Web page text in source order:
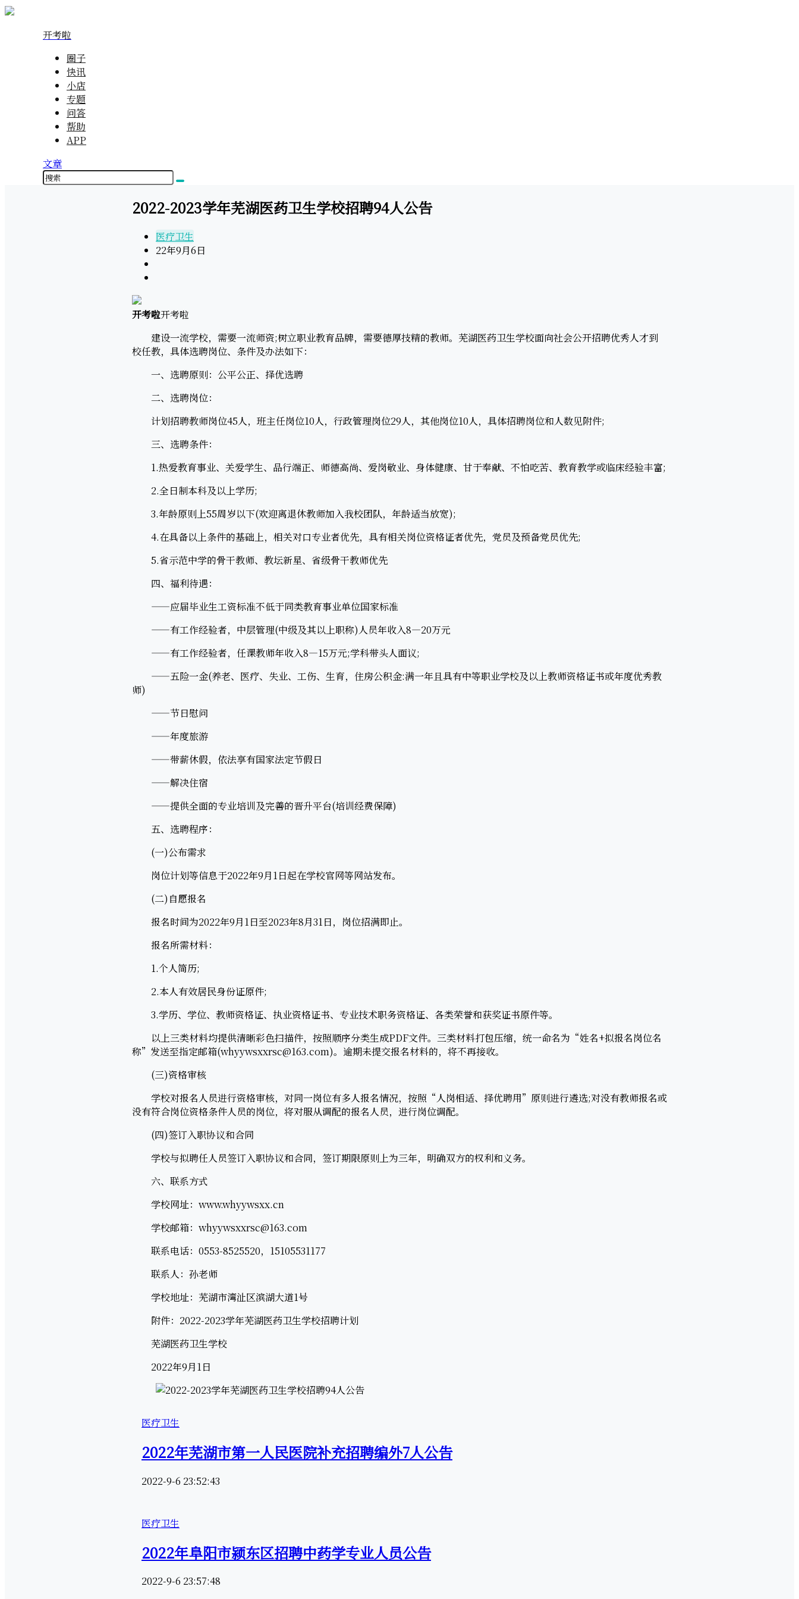
开考啦
圈子
快讯
小店
专题
问答
帮助
APP
文章
2022-2023学年芜湖医药卫生学校招聘94人公告
医疗卫生
22年9月6日
开考啦开考啦
建设一流学校，需要一流师资;树立职业教育品牌，需要德厚技精的教师。芜湖医药卫生学校面向社会公开招聘优秀人才到
校任教，具体选聘岗位、条件及办法如下：
一、选聘原则：公平公正、择优选聘
二、选聘岗位：
计划招聘教师岗位45人，班主任岗位10人，行政管理岗位29人，其他岗位10人，具体招聘岗位和人数见附件;
三、选聘条件：
1.热爱教育事业、关爱学生、品行端正、师德高尚、爱岗敬业、身体健康、甘于奉献、不怕吃苦、教育教学或临床经验丰富;
2.全日制本科及以上学历;
3.年龄原则上55周岁以下(欢迎离退休教师加入我校团队，年龄适当放宽);
4.在具备以上条件的基础上，相关对口专业者优先，具有相关岗位资格证者优先，党员及预备党员优先;
5.省示范中学的骨干教师、教坛新星、省级骨干教师优先
四、福利待遇：
——应届毕业生工资标准不低于同类教育事业单位国家标准
——有工作经验者，中层管理(中级及其以上职称)人员年收入8—20万元
——有工作经验者，任课教师年收入8—15万元;学科带头人面议;
——五险一金(养老、医疗、失业、工伤、生育，住房公积金:满一年且具有中等职业学校及以上教师资格证书或年度优秀教
师)
——节日慰问
——年度旅游
——带薪休假，依法享有国家法定节假日
——解决住宿
——提供全面的专业培训及完善的晋升平台(培训经费保障)
五、选聘程序：
(一)公布需求
岗位计划等信息于2022年9月1日起在学校官网等网站发布。
(二)自愿报名
报名时间为2022年9月1日至2023年8月31日，岗位招满即止。
报名所需材料：
1.个人简历;
2.本人有效居民身份证原件;
3.学历、学位、教师资格证、执业资格证书、专业技术职务资格证、各类荣誉和获奖证书原件等。
以上三类材料均提供清晰彩色扫描件，按照顺序分类生成PDF文件。三类材料打包压缩，统一命名为“姓名+拟报名岗位名
称”发送至指定邮箱(whyywsxxrsc@163.com)。逾期未提交报名材料的，将不再接收。
(三)资格审核
学校对报名人员进行资格审核，对同一岗位有多人报名情况，按照“人岗相适、择优聘用”原则进行遴选;对没有教师报名或
没有符合岗位资格条件人员的岗位，将对服从调配的报名人员，进行岗位调配。
(四)签订入职协议和合同
学校与拟聘任人员签订入职协议和合同，签订期限原则上为三年，明确双方的权利和义务。
六、联系方式
学校网址：www.whyywsxx.cn
学校邮箱：whyywsxxrsc@163.com
联系电话：0553-8525520，15105531177
联系人：孙老师
学校地址：芜湖市湾沚区滨湖大道1号
附件：2022-2023学年芜湖医药卫生学校招聘计划
芜湖医药卫生学校
2022年9月1日
医疗卫生
2022年芜湖市第一人民医院补充招聘编外7人公告
2022-9-6 23:52:43
医疗卫生
2022年阜阳市颍东区招聘中药学专业人员公告
2022-9-6 23:57:48